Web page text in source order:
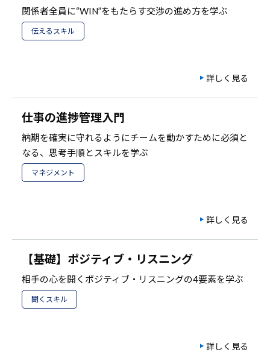
関係者全員に“WIN”をもたらす交渉の進め方を学ぶ
伝えるスキル
詳しく見る
仕事の進捗管理入門
納期を確実に守れるようにチームを動かすために必須と
なる、思考手順とスキルを学ぶ
マネジメント
詳しく見る
【基礎】ポジティブ・リスニング
相手の心を開くポジティブ・リスニングの4要素を学ぶ
聞くスキル
詳しく見る